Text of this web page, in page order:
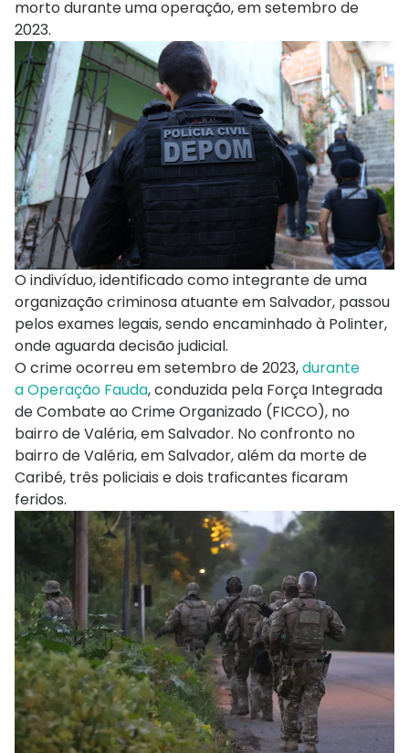
morto durante uma operação, em setembro de
2023.
O indivíduo, identificado como integrante de uma
organização criminosa atuante em Salvador, passou
pelos exames legais, sendo encaminhado à Polinter,
onde aguarda decisão judicial.
O crime ocorreu em setembro de 2023,durante
a Operação Fauda, conduzida pela Força Integrada
de Combate ao Crime Organizado (FICCO), no
bairro de Valéria, em Salvador. No confronto no
bairro de Valéria, em Salvador, além da morte de
Caribé, três policiais e dois traficantes ficaram
feridos.